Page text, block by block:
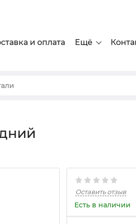
и оплата Ещё
Оставить отзыв
Есть в наличии